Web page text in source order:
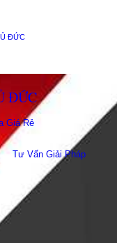
ĐỨC
ĐỨC
Giá Rẻ
Tư Vấn Giải Pháp